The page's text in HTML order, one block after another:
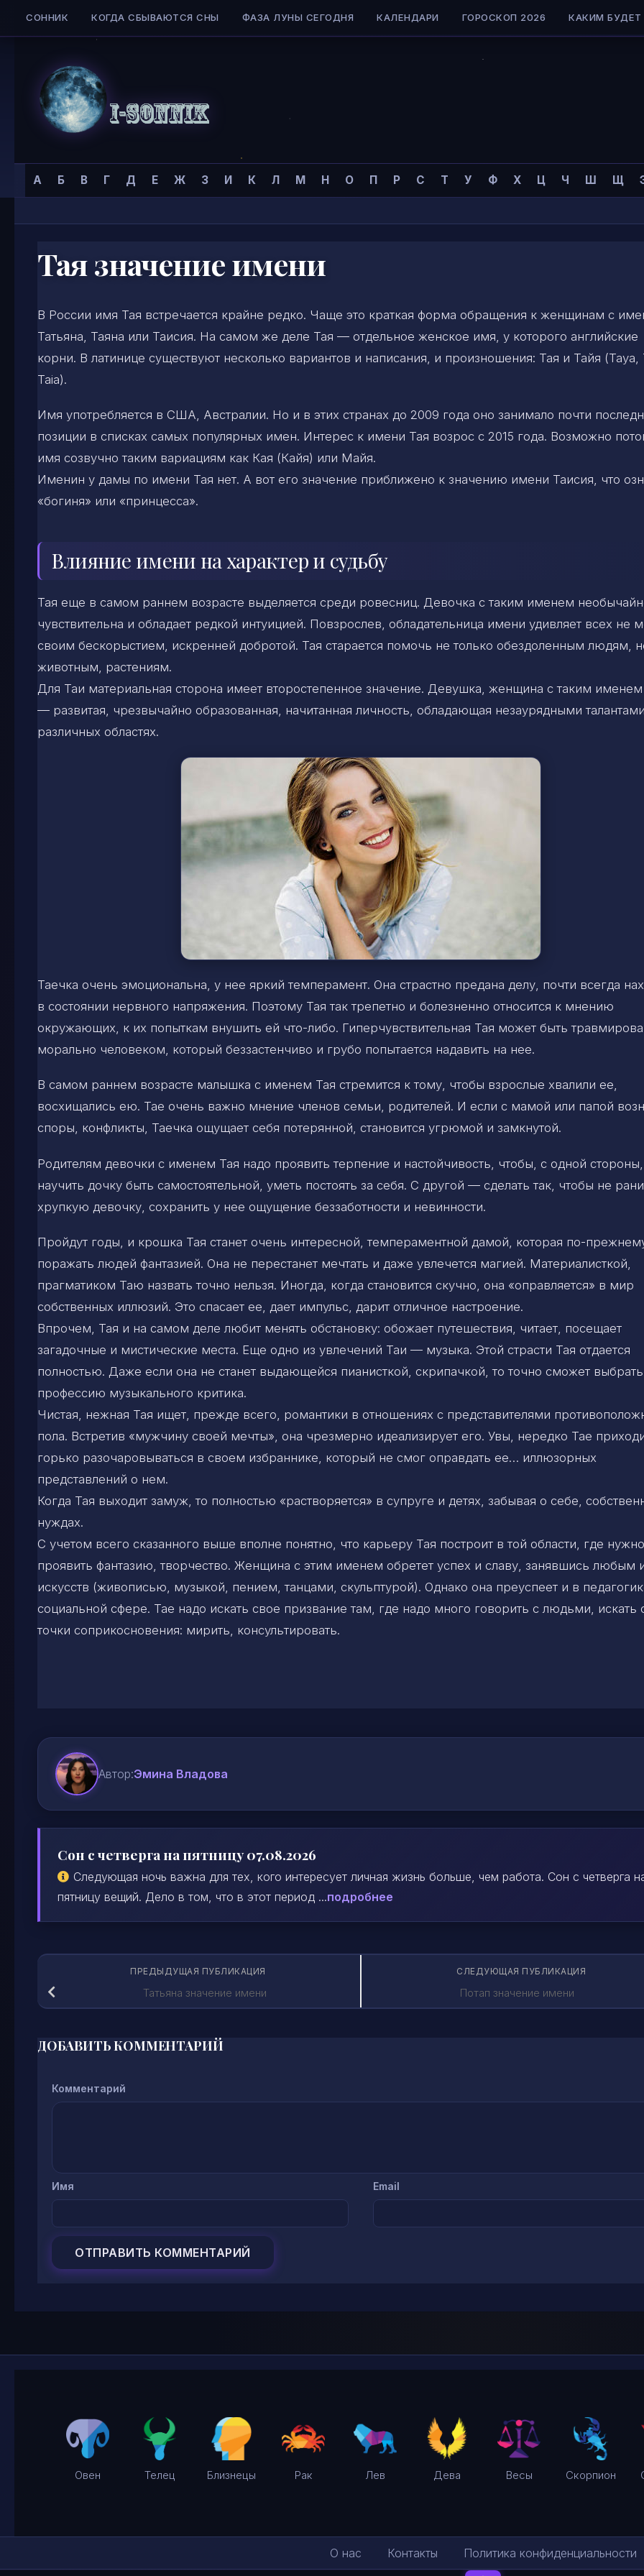
Skip to content
СОННИК КОГДА СБЫВАЮТСЯ СНЫ ФАЗА ЛУНЫ СЕГОДНЯ КАЛЕНДАРИ ГОРОСКОП 2026 КАКИМ БУДЕТ
Сонник
I-
А Б В Г Д Е Ж З И К Л М Н О П Р С Т У Ф Х Ц Ч Ш Щ
Главная страница »Тайна имени »Имена для женщин»
Тая значение имени
В России имя Тая встречается крайне редко. Чаще это краткая форма обращения к женщинам с
Татьяна, Таяна или Таисия. На самом же деле Тая — отдельное женское имя, у которого английские
корни. В латинице существуют несколько вариантов и написания, и произношения: Тая и Тайя (Taya,
Taia).
Имя употребляется в США, Австралии. Но и в этих странах до 2009 года оно занимало почти
позиции в списках самых популярных имен. Интерес к имени Тая возрос с 2015 года. Возможно
имя созвучно таким вариациям как Кая (Кайя) или Майя.
Именин у дамы по имени Тая нет. А вот его значение приближено к значению имени Таисия, что
«богиня» или «принцесса».
Влияние имени на характер и судьбу
Тая еще в самом раннем возрасте выделяется среди ровесниц. Девочка с таким именем
чувствительна и обладает редкой интуицией. Повзрослев, обладательница имени удивляет всех не
своим бескорыстием, искренней добротой. Тая старается помочь не только обездоленным людям,
животным, растениям.
Для Таи материальная сторона имеет второстепенное значение. Девушка, женщина с таким именем
— развитая, чрезвычайно образованная, начитанная личность, обладающая незаурядными
различных областях.
Таечка очень эмоциональна, у нее яркий темперамент. Она страстно предана делу, почти всегда
в состоянии нервного напряжения. Поэтому Тая так трепетно и болезненно относится к мнению
окружающих, к их попыткам внушить ей что-либо. Гиперчувствительная Тая может быть
морально человеком, который беззастенчиво и грубо попытается надавить на нее.
В самом раннем возрасте малышка с именем Тая стремится к тому, чтобы взрослые хвалили ее,
восхищались ею. Тае очень важно мнение членов семьи, родителей. И если с мамой или папой
споры, конфликты, Таечка ощущает себя потерянной, становится угрюмой и замкнутой.
Родителям девочки с именем Тая надо проявить терпение и настойчивость, чтобы, с одной стороны,
научить дочку быть самостоятельной, уметь постоять за себя. С другой — сделать так, чтобы не
хрупкую девочку, сохранить у нее ощущение беззаботности и невинности.
Пройдут годы, и крошка Тая станет очень интересной, темпераментной дамой, которая по-
поражать людей фантазией. Она не перестанет мечтать и даже увлечется магией. Материалисткой,
прагматиком Таю назвать точно нельзя. Иногда, когда становится скучно, она «оправляется» в мир
собственных иллюзий. Это спасает ее, дает импульс, дарит отличное настроение.
Впрочем, Тая и на самом деле любит менять обстановку: обожает путешествия, читает, посещает
загадочные и мистические места. Еще одно из увлечений Таи — музыка. Этой страсти Тая отдается
полностью. Даже если она не станет выдающейся пианисткой, скрипачкой, то точно сможет выбрать
профессию музыкального критика.
Чистая, нежная Тая ищет, прежде всего, романтики в отношениях с представителями
пола. Встретив «мужчину своей мечты», она чрезмерно идеализирует его. Увы, нередко Тае
горько разочаровываться в своем избраннике, который не смог оправдать ее… иллюзорных
представлений о нем.
Когда Тая выходит замуж, то полностью «растворяется» в супруге и детях, забывая о себе,
нуждах.
С учетом всего сказанного выше вполне понятно, что карьеру Тая построит в той области, где нужно
проявить фантазию, творчество. Женщина с этим именем обретет успех и славу, занявшись любым
искусств (живописью, музыкой, пением, танцами, скульптурой). Однако она преуспеет и в
социальной сфере. Тае надо искать свое призвание там, где надо много говорить с людьми, искать
точки соприкосновения: мирить, консультировать.
Автор:Эмина Владова
Сон с четверга на пятницу 07.08.2026
Следующая ночь важна для тех, кого интересует личная жизнь больше, чем работа. Сон с четверга
пятницу вещий. Дело в том, что в этот период ...подробнее
СЛЕДУЮЩАЯ ПУБЛИКАЦИЯ
Потап значение имени
ПРЕДЫДУЩАЯ ПУБЛИКАЦИЯ
Татьяна значение имени
ДОБАВИТЬ КОММЕНТАРИЙ
Комментарий
Имя Email
Овен Телец Близнецы Рак Лев Дева Весы Скорпион
О нас Контакты Политика конфиденциальности